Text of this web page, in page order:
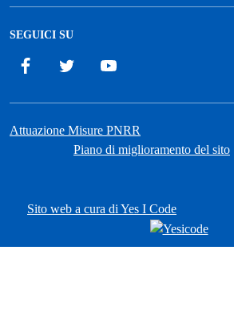
SEGUICI SU
Facebook Twitter
Attuazione Misure PNRR
Piano di miglioramento del sito
Sito web a cura di Yes I Code